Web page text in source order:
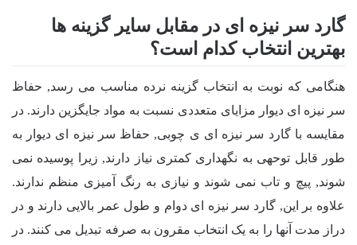
گارد سر نیزه ای در مقابل سایر گزینه ها
بهترین انتخاب کدام است؟
هنگامی که نوبت به انتخاب گزینه نرده مناسب می رسد, حفاظ
سر نیزه ای دیوار مزایای متعددی نسبت به مواد جایگزین دارند. در
مقایسه با گارد سر نیزه ای ی چوبی, حفاظ سر نیزه ای دیوار به
طور قابل توحهی به نگهداری کمتری نیاز دارند, زیرا پوسیده نمی
شوند, پیچ و تاب نمی شوند و نیازی به رنگ آمیزی منظم ندارند.
علاوه بر این, گارد سر نیزه ای دوام و طول عمر بالایی دارند و در
دراز مدت آنها را به یک انتخاب مقرون به صرفه تبدیل می کنند. در